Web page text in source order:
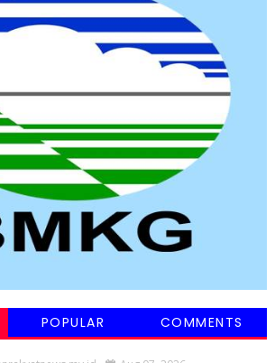
POPULAR COMMENTS